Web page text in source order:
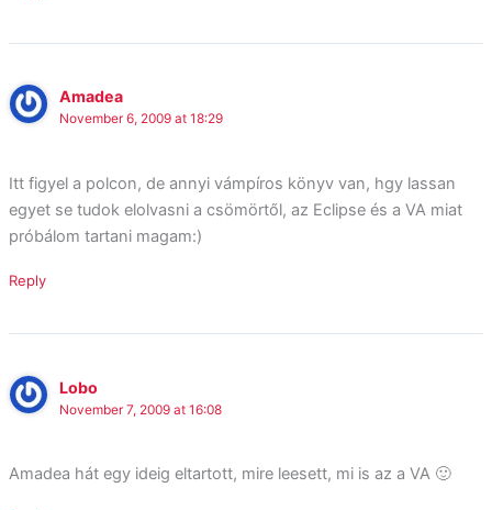
Amadea
November 6, 2009 at 18:29
Itt figyel a polcon, de annyi vámpíros könyv van, hgy lassan
egyet se tudok elolvasni a csömörtől, az Eclipse és a VA miat
próbálom tartani magam:)
Reply
Lobo
November 7, 2009 at 16:08
Amadea hát egy ideig eltartott, mire leesett, mi is az a VA 🙂